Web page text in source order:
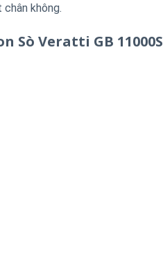
không.
Sò Veratti GB 11000S